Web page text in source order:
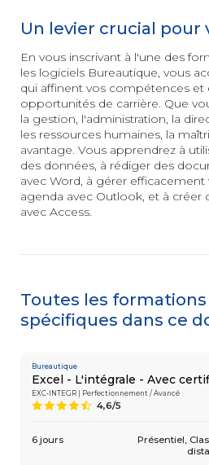
MANAGEMENT
COMPÉTENCES
Un levier crucial pour
En vous inscrivant à l'une des
les logiciels Bureautique, vous
qui affinent vos compétences et
opportunités de carrière. Que
la gestion, l'administration, la
les ressources humaines, la
avantage. Vous apprendrez à
des données, à rédiger des
avec Word, à gérer efficacement
agenda avec Outlook, et à créer
avec Access.
Toutes les
spécifiques dans ce
Bureautique
Excel - L'intégrale - Avec
EXC-INTEGR | Perfectionnement / Avancé
9 4,6/5
6 jours Présentiel